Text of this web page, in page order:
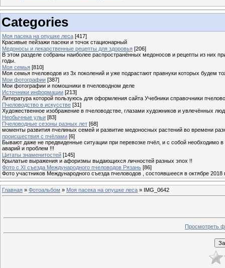
Categories
Моя пасека на опушке леса [417]
Красивые пейзажи пасеки и точок стационарный
Медоносы и лекарственные рецепты для здоровья [206]
В этом разделе собраны наиболее распространённых медоносов и рецепты из них
годы.
Моя семья [810]
Моя семья пчеловодов из 3х поколений и уже подрастают правнуки которых будем
Мои фотографии [387]
Мои фотографии и помошники в пчеловодном деле
Источники информации [213]
Литература которой пользуюсь для оформления сайта Учебники справочники
Пчеловодство в искусстве [31]
Художественное изображение в пчеловодстве, глазами художников и увлечённых
Необычные ульи [83]
Пчеловодные сезоны разных лет [68]
моменты развития пчелиных семей и развитие медоносных растений во времени
происшествия с пчёлами [6]
Бывают даже не предвиденные ситуации при перевозке пчёл, и с собой необходимо
аварий и проблем !!!
Цитаты знаменитостей [145]
Крылатые выражения и афоризмы выдающихся личностей разных эпох !!
Фото с XI съезда Международного пчеловодов Рязань [86]
Фото участников Международного съезда пчеловодов , состоявшееся в октябре 2018
Главная » Фотоальбом » Моя пасека на опушке леса » IMG_0642
Просмотреть